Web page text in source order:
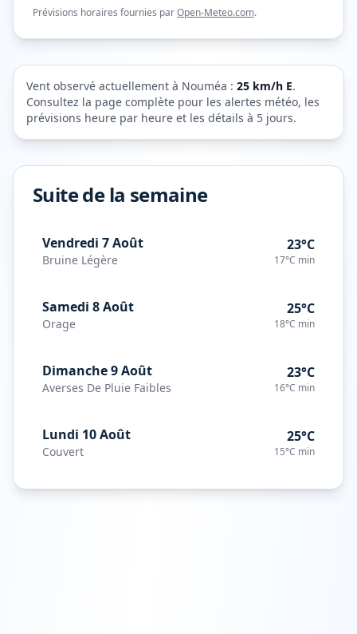
Prévisions horaires fournies parOpen-Meteo.com.
Vent observé actuellement à Nouméa : 25 km/h E.
Consultez la page complète pour les alertes météo, les
prévisions heure par heure et les détails à 5 jours.
Suite de la semaine
Vendredi 7 Août
Bruine Légère
23°C
17°C min
Samedi 8 Août
Orage
25°C
18°C min
Dimanche 9 Août
Averses De Pluie Faibles
23°C
16°C min
Lundi 10 Août
Couvert
25°C
15°C min